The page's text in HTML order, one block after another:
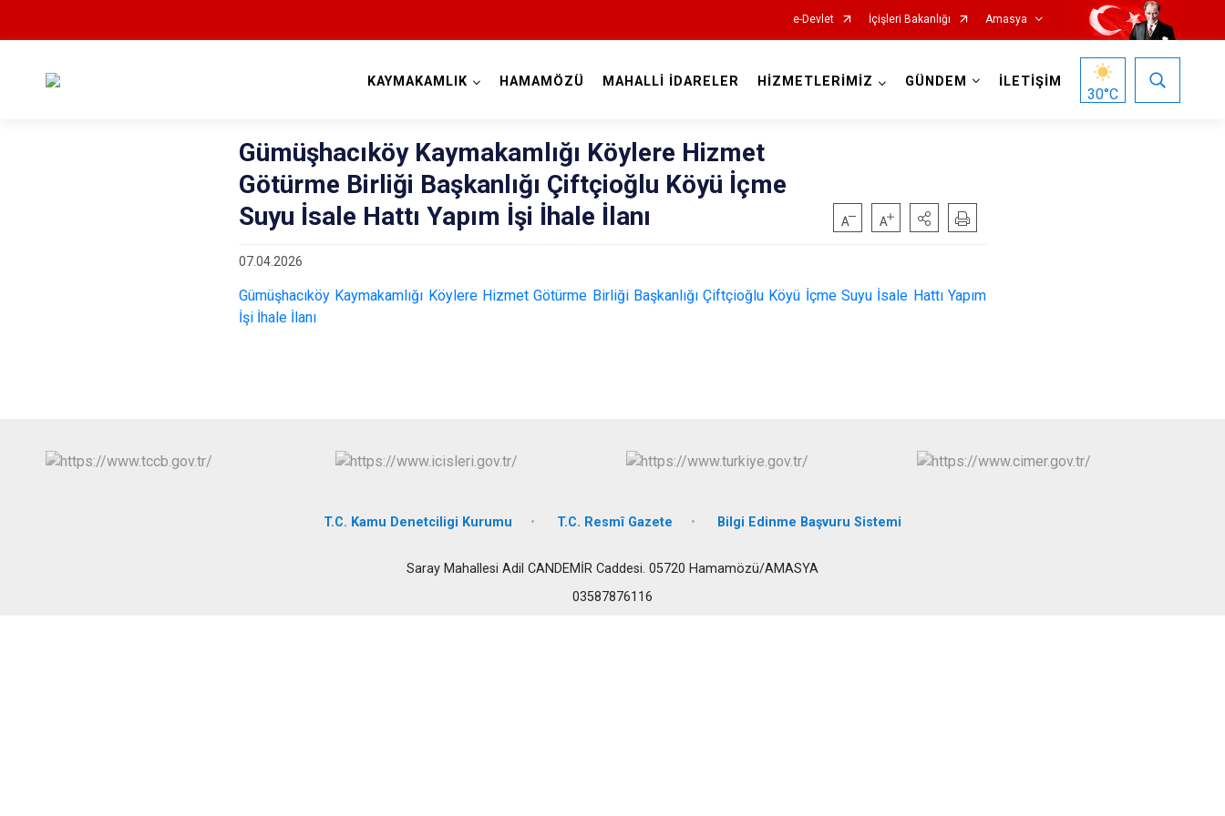
e-Devlet İçişleri Bakanlığı Amasya
Göynücek
Taşova
KAYMAKAMLIK HAMAMÖZÜ MAHALLİ İDARELER HİZMETLERİMİZ GÜNDEM İLETİŞİM
30°C
Gümüşhacıköy Kaymakamlığı Köylere Hizmet
Götürme Birliği Başkanlığı Çiftçioğlu Köyü İçme
Suyu İsale Hattı Yapım İşi İhale İlanı
07.04.2026
Gümüşhacıköy Kaymakamlığı Köylere Hizmet Götürme Birliği Başkanlığı Çiftçioğlu Köyü İçme Suyu İsale Hattı Yapım
İşi İhale İlanı
T.C. Kamu Denetciligi Kurumu T.C. Resmî Gazete Bilgi Edinme Başvuru Sistemi
Saray Mahallesi Adil CANDEMİR Caddesi. 05720 Hamamözü/AMASYA
03587876116